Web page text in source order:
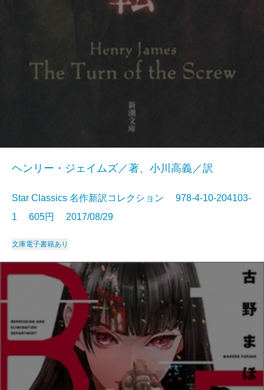
ヘンリー・ジェイムズ／著、小川高義／訳
Star Classics 名作新訳コレクション 978-4-10-204103-
1 605円 2017/08/29
文庫電子書籍あり